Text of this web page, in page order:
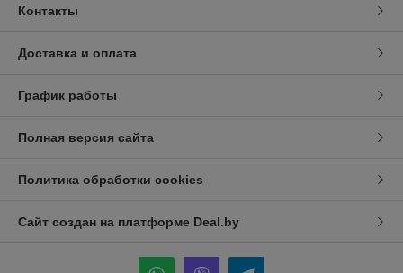
Контакты
Доставка и оплата
График работы
Полная версия сайта
Политика обработки cookies
Сайт создан на платформе Deal.by